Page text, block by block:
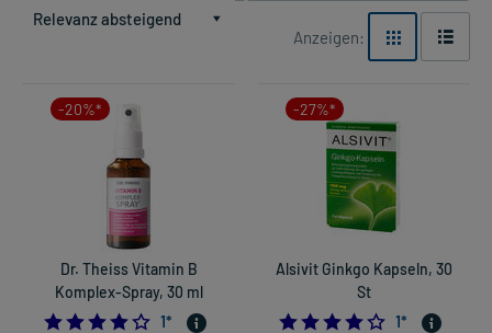
Relevanz absteigend
Anzeigen:
-20%*
Dr. Theiss Vitamin B
Komplex-Spray, 30 ml
4.0
1*
-27%*
Alsivit Ginkgo Kapseln, 30
St
4.0
1*